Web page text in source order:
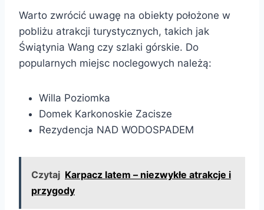
Warto zwrócić uwagę na obiekty położone w
pobliżu atrakcji turystycznych, takich jak
Świątynia Wang czy szlaki górskie. Do
popularnych miejsc noclegowych należą:
Willa Poziomka
Domek Karkonoskie Zacisze
Rezydencja NAD WODOSPADEM
Czytaj Karpacz latem – niezwykłe atrakcje i
przygody